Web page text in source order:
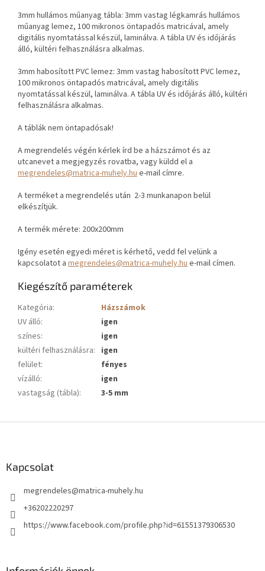
3mm hullámos műanyag tábla: 3mm vastag légkamrás hullámos
műanyag lemez, 100 mikronos öntapadós matricával, amely
digitális nyomtatással készül, laminálva. A tábla UV és időjárás
álló, kültéri felhasználásra alkalmas.
3mm habosított PVC lemez: 3mm vastag habosított PVC lemez,
100 mikronos öntapadós matricával, amely digitális
nyomtatással készül, laminálva. A tábla UV és időjárás álló, kültéri
felhasználásra alkalmas.
A táblák nem öntapadósak!
A megrendelés végén kérlek írd be a házszámot és az
utcanevet a megjegyzés rovatba, vagy küldd el a
megrendeles@matrica-muhely.hue-mail címre.
A terméket a megrendelés után 2-3 munkanapon belül
elkészítjük.
A termék mérete: 200x200mm
Igény esetén egyedi méret is kérhető, vedd fel velünk a
kapcsolatot a megrendeles@matrica-muhely.hue-mail címen.
Kiegészítő paraméterek
Kategória:
Házszámok
UV álló:
igen
színes:
igen
kültéri felhasználásra: igen
felület:
fényes
vízálló:
igen
vastagság (tábla): 3-5 mm
Kapcsolat
megrendeles@matrica-muhely.hu
+36202220297
https://www.facebook.com/profile.php?id=61551379306530